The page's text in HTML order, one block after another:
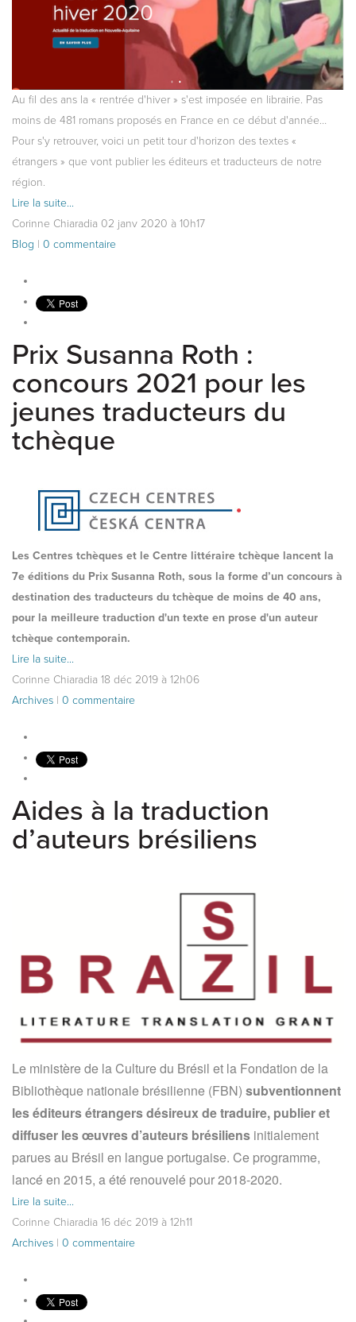
Au fil des ans la « rentrée d'hiver » s'est imposée en librairie. Pas
moins de 481 romans proposés en France en ce début d'année…
Pour s'y retrouver, voici un petit tour d'horizon des textes «
étrangers » que vont publier les éditeurs et traducteurs de notre
région.
Lire la suite...
Corinne Chiaradia 02 janv 2020 à 10h17
Blog | 0 commentaire
Prix Susanna Roth :
concours 2021 pour les
jeunes traducteurs du
tchèque
Les Centres tchèques et le Centre littéraire tchèque lancent la
7e éditions du Prix Susanna Roth, sous la forme d’un concours à
destination des traducteurs du tchèque de moins de 40 ans,
pour la meilleure traduction d'un texte en prose d'un auteur
tchèque contemporain.
Lire la suite...
Corinne Chiaradia 18 déc 2019 à 12h06
Archives | 0 commentaire
Aides à la traduction
d’auteurs brésiliens
Le ministère de la Culture du Brésil et la Fondation de la
Bibliothèque nationale brésilienne (FBN) subventionnent
les éditeurs étrangers désireux de traduire, publier et
diffuser les œuvres d’auteurs brésiliens initialement
parues au Brésil en langue portugaise. Ce programme,
lancé en 2015, a été renouvelé pour 2018-2020.
Lire la suite...
Corinne Chiaradia 16 déc 2019 à 12h11
Archives | 0 commentaire